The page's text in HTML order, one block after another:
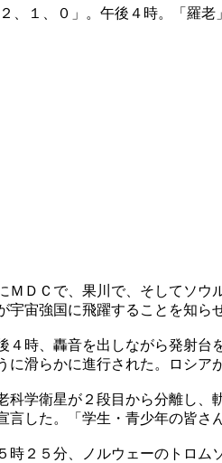
、１、０」。午後４時。「羅
ＭＤＣで、果川で、そしてソ
宇宙強国に飛躍することを知ら
４時、轟音を出しながら発射
に滑らかに進行された。ロシア
科学衛星が２段目から分離し
言した。「学生・青少年の皆さ
時２５分、ノルウェーのトロ